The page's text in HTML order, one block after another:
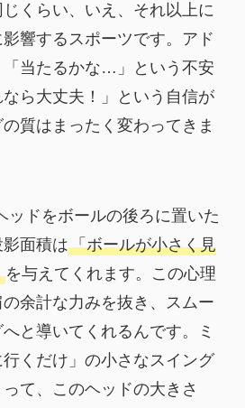
くらい、いえ、それ以上に
響するスポーツです。アド
「当たるかな…」という不安
ら大丈夫！」という自信が
質はまったく変わってきま
ッドをボールの後ろに置いた
面積は「ボールが小さく見
を与えてくれます。この心理
余計な力みを抜き、スムー
と導いてくれるんです。ミ
くだけ」の小さなスイング
て、このヘッドの大きさ